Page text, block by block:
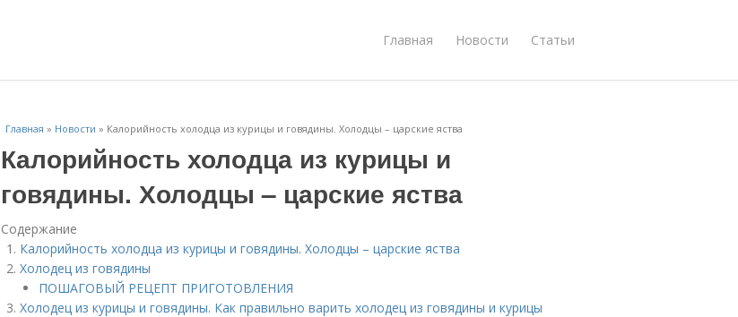
Главная Новости Статьи
Главная » Новости » Калорийность холодца из курицы и говядины. Холодцы – царские яства
Калорийность холодца из курицы и
говядины. Холодцы – царские яства
Содержание
Калорийность холодца из курицы и говядины. Холодцы – царские яства
Холодец из говядины
ПОШАГОВЫЙ РЕЦЕПТ ПРИГОТОВЛЕНИЯ
Холодец из курицы и говядины. Как правильно варить холодец из говядины и курицы